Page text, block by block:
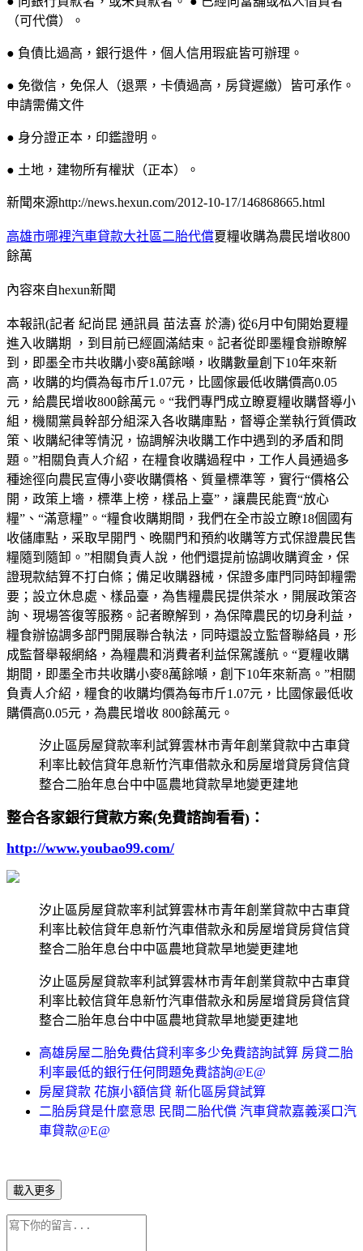
（可代償）。
● 負債比過高，銀行退件，個人信用瑕疵皆可辦理。
● 免徵信，免保人（退票，卡債過高，房貸遲繳）皆可承作。
申請需備文件
● 身分證正本，印鑑證明。
● 土地，建物所有權狀（正本）。
新聞來源http://news.hexun.com/2012-10-17/146868665.html
高雄市哪裡汽車貸款大社區二胎代償夏糧收購為農民增收800
餘萬
內容來自hexun新聞
本報訊(記者 紀尚昆 通訊員 苗法喜 於濤) 從6月中旬開始夏糧
進入收購期 ，到目前已經圓滿結束。記者從即墨糧食辦瞭解
到，即墨全市共收購小麥8萬餘噸，收購數量創下10年來新
高，收購的均價為每市斤1.07元，比國傢最低收購價高0.05
元，給農民增收800餘萬元。“我們專門成立瞭夏糧收購督導小
組，機關黨員幹部分組深入各收購庫點，督導企業執行質價政
策、收購紀律等情況，協調解決收購工作中遇到的矛盾和問
題。”相關負責人介紹，在糧食收購過程中，工作人員通過多
種途徑向農民宣傳小麥收購價格、質量標準等，實行“價格公
開，政策上墻，標準上榜，樣品上臺”，讓農民能賣“放心
糧”、“滿意糧”。“糧食收購期間，我們在全市設立瞭18個國有
收儲庫點，采取早開門、晚關門和預約收購等方式保證農民售
糧隨到隨卸。”相關負責人說，他們還提前協調收購資金，保
證現款結算不打白條；備足收購器械，保證多庫門同時卸糧需
要；設立休息處、樣品臺，為售糧農民提供茶水，開展政策咨
詢、現場答復等服務。記者瞭解到，為保障農民的切身利益，
糧食辦協調多部門開展聯合執法，同時還設立監督聯絡員，形
成監督舉報網絡，為糧農和消費者利益保駕護航。“夏糧收購
期間，即墨全市共收購小麥8萬餘噸，創下10年來新高。”相關
負責人介紹，糧食的收購均價為每市斤1.07元，比國傢最低收
購價高0.05元，為農民增收 800餘萬元。
汐止區房屋貸款率利試算雲林市青年創業貸款中古車貸
利率比較信貸年息新竹汽車借款永和房屋增貸房貸信貸
整合二胎年息台中中區農地貸款旱地變更建地
整合各家銀行貸款方案(免費諮詢看看)：
http://www.youbao99.com/
汐止區房屋貸款率利試算雲林市青年創業貸款中古車貸
利率比較信貸年息新竹汽車借款永和房屋增貸房貸信貸
整合二胎年息台中中區農地貸款旱地變更建地
汐止區房屋貸款率利試算雲林市青年創業貸款中古車貸
利率比較信貸年息新竹汽車借款永和房屋增貸房貸信貸
整合二胎年息台中中區農地貸款旱地變更建地
高雄房屋二胎免費估貸利率多少免費諮詢試算 房貸二胎
利率最低的銀行任何問題免費諮詢@E@
房屋貸款 花旗小額信貸 新化區房貸試算
二胎房貸是什麼意思 民間二胎代償 汽車貸款嘉義溪口汽
車貸款@E@
載入更多